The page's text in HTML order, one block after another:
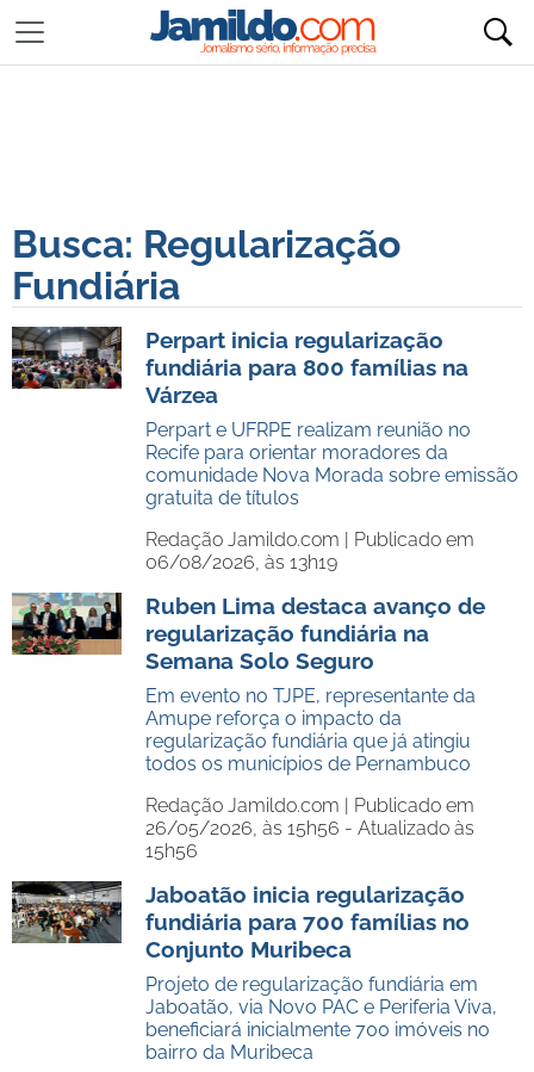
Busca: Regularização
Fundiária
Perpart inicia regularização
fundiária para 800 famílias na
Várzea
Perpart e UFRPE realizam reunião no
Recife para orientar moradores da
comunidade Nova Morada sobre emissão
gratuita de títulos
Redação Jamildo.com | Publicado em
06/08/2026, às 13h19
Ruben Lima destaca avanço de
regularização fundiária na
Semana Solo Seguro
Em evento no TJPE, representante da
Amupe reforça o impacto da
regularização fundiária que já atingiu
todos os municípios de Pernambuco
Redação Jamildo.com | Publicado em
26/05/2026, às 15h56 - Atualizado às
15h56
Jaboatão inicia regularização
fundiária para 700 famílias no
Conjunto Muribeca
Projeto de regularização fundiária em
Jaboatão, via Novo PAC e Periferia Viva,
beneficiará inicialmente 700 imóveis no
bairro da Muribeca